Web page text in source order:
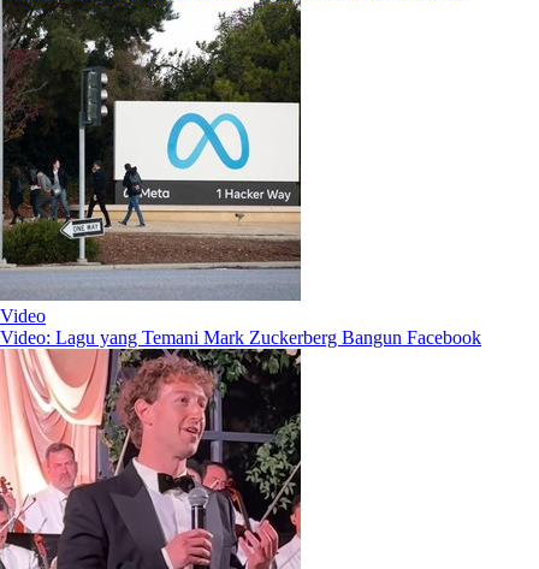
Video
Video: Lagu yang Temani Mark Zuckerberg Bangun Facebook